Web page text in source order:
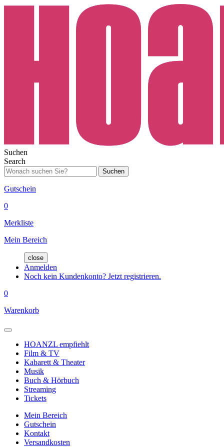
Suchen
Search
Suchen
Gutschein
0
Merkliste
Mein Bereich
close
Anmelden
Noch kein Kundenkonto? Jetzt registrieren.
0
Warenkorb
HOANZL empfiehlt
Film & TV
Kabarett & Theater
Musik
Buch & Hörbuch
Streaming
Tickets
Mein Bereich
Gutschein
Kontakt
Versandkosten